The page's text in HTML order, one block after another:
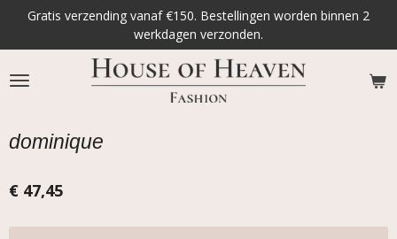
naar
de
hoofdinhoud
Gratis verzending vanaf €150. Bestellingen worden binnen 2
werkdagen verzonden.
dominique
€ 47,45